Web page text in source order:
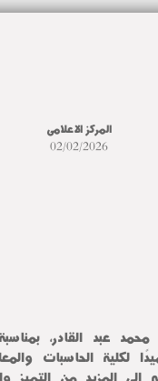
المركز الاعلامى
02/02/2026